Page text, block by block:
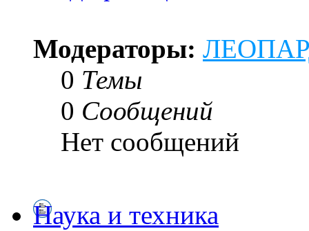
Модераторы:
0 Темы
0 Сообщений
Нет сообщений
Наука и техника